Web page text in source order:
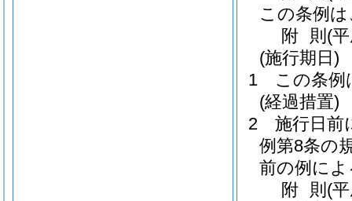
この条例
附 則 (
(施行期日)
1
この条例
(経過措置)
2
施行日前
例第8条の
前の例によ
附 則 (